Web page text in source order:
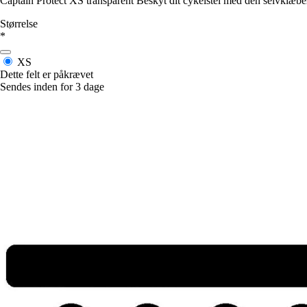
Størrelse
*
XS
Dette felt er påkrævet
Sendes inden for 3 dage